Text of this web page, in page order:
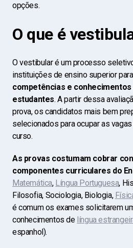
opções.
O que é
O vestibular é um processo
instituições de ensino superior para
competências e
estudantes. A partir dessa
prova, os candidatos mais bem
selecionados para ocupar as
curso.
As provas costumam cobrar
componentes curriculares do
Matemática, Língua Portuguesa,
Filosofia, Sociologia, Biologia,
é comum os exames solicitarem
conhecimentos de língua
espanhol).